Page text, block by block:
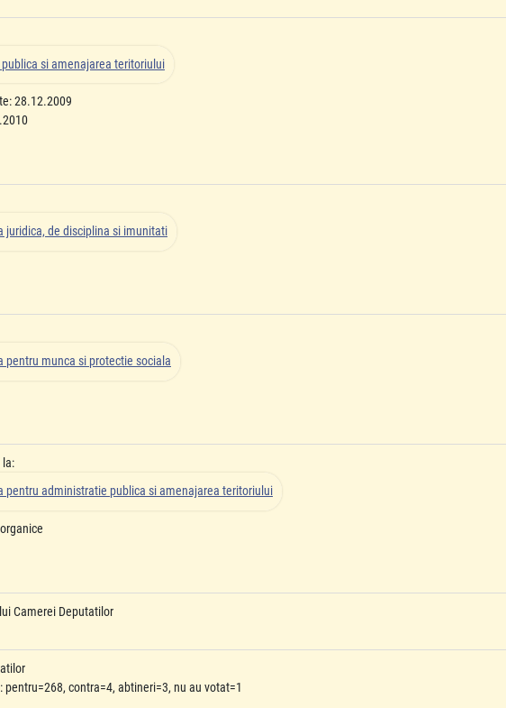
si amenajarea teritoriului
28.12.2009
juridica, de disciplina si imunitati
pentru munca si protectie sociala
la:
pentru administratie publica si amenajarea teritoriului
Camerei Deputatilor
pentru=268, contra=4, abtineri=3, nu au votat=1